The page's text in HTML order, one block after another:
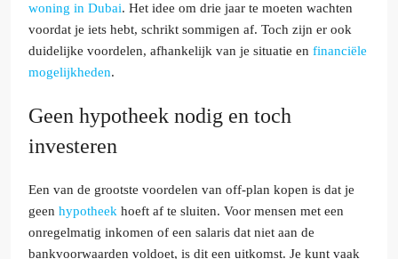
woning in Dubai. Het idee om drie jaar te moeten wachten
voordat je iets hebt, schrikt sommigen af. Toch zijn er ook
duidelijke voordelen, afhankelijk van je situatie en financiële
mogelijkheden.
Geen hypotheek nodig en toch
investeren
Een van de grootste voordelen van off-plan kopen is dat je
geen hypotheek hoeft af te sluiten. Voor mensen met een
onregelmatig inkomen of een salaris dat niet aan de
bankvoorwaarden voldoet, is dit een uitkomst. Je kunt vaak